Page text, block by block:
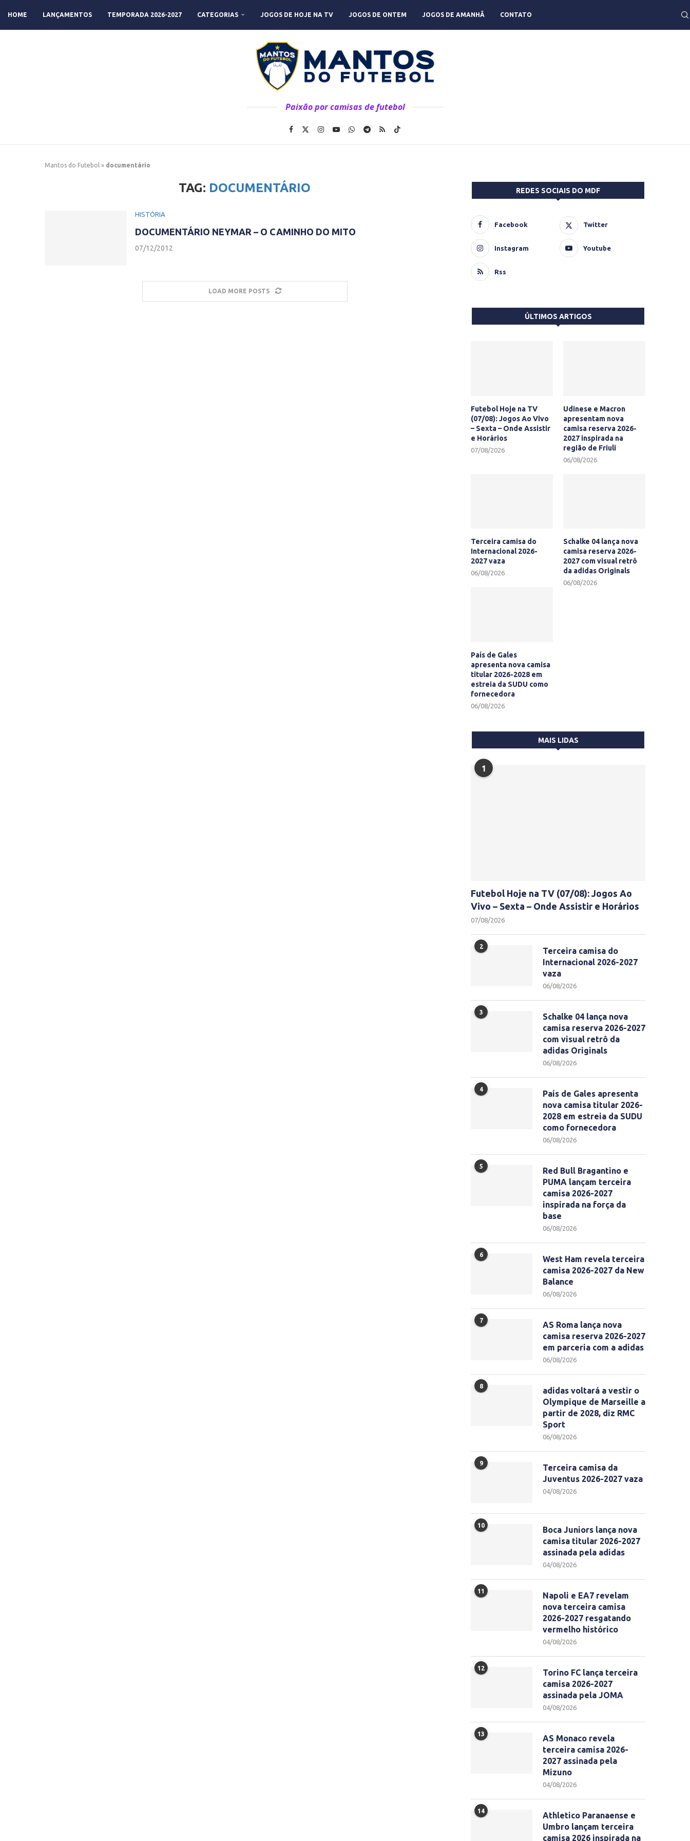
HOME LANÇAMENTOS TEMPORADA 2026-2027 CATEGORIAS JOGOS DE HOJE NA TV JOGOS DE ONTEM JOGOS DE AMANHÃ CONTATO
Paixão por camisas de futebol
Mantos do Futebol » documentário
TAG: DOCUMENTÁRIO
HISTÓRIA
DOCUMENTÁRIO NEYMAR – O CAMINHO DO MITO
07/12/2012
LOAD MORE POSTS
REDES SOCIAIS DO MDF
Facebook Twitter
Instagram Youtube
Rss
ÚLTIMOS ARTIGOS
Futebol Hoje na TV
(07/08): Jogos Ao Vivo
– Sexta – Onde Assistir
e Horários
07/08/2026
Udinese e Macron
apresentam nova
camisa reserva 2026-
2027 inspirada na
região de Friuli
06/08/2026
Terceira camisa do
Internacional 2026-
2027 vaza
06/08/2026
Schalke 04 lança nova
camisa reserva 2026-
2027 com visual retrô
da adidas Originals
06/08/2026
País de Gales
apresenta nova camisa
titular 2026-2028 em
estreia da SUDU como
fornecedora
06/08/2026
MAIS LIDAS
1
Futebol Hoje na TV (07/08): Jogos Ao
Vivo – Sexta – Onde Assistir e Horários
07/08/2026
2
Terceira camisa do
Internacional 2026-2027
vaza
06/08/2026
3
Schalke 04 lança nova
camisa reserva 2026-2027
com visual retrô da
adidas Originals
06/08/2026
4
País de Gales apresenta
nova camisa titular 2026-
2028 em estreia da SUDU
como fornecedora
06/08/2026
5
Red Bull Bragantino e
PUMA lançam terceira
camisa 2026-2027
inspirada na força da
base
06/08/2026
6
West Ham revela terceira
camisa 2026-2027 da New
Balance
06/08/2026
7
AS Roma lança nova
camisa reserva 2026-2027
em parceria com a adidas
06/08/2026
8
adidas voltará a vestir o
Olympique de Marseille a
partir de 2028, diz RMC
Sport
06/08/2026
9
Terceira camisa da
Juventus 2026-2027 vaza
04/08/2026
10
Boca Juniors lança nova
camisa titular 2026-2027
assinada pela adidas
04/08/2026
11
Napoli e EA7 revelam
nova terceira camisa
2026-2027 resgatando
vermelho histórico
04/08/2026
12
Torino FC lança terceira
camisa 2026-2027
assinada pela JOMA
04/08/2026
13
AS Monaco revela
terceira camisa 2026-
2027 assinada pela
Mizuno
04/08/2026
14
Athletico Paranaense e
Umbro lançam terceira
camisa 2026 inspirada na